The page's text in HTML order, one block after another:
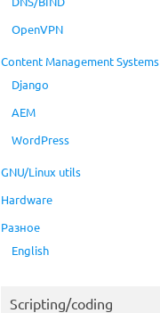
OpenVPN
Content Management Systems
Django
AEM
WordPress
GNU/Linux utils
Hardware
Разное
English
Scripting/coding